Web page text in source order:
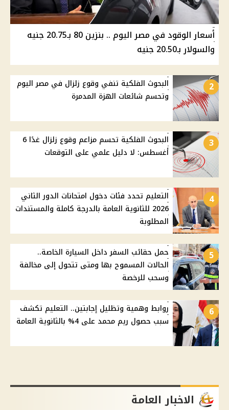
أسعار الوقود في مصر اليوم .. بنزين 80 بـ20.75 جنيه
والسولار بـ20.50 جنيه
2
البحوث الفلكية تنفي وقوع زلزال في مصر اليوم
وتحسم شائعات الهزة المدمرة
3
البحوث الفلكية تحسم مزاعم وقوع زلزال غدًا 6
أغسطس: لا دليل علمي على التوقعات
4
التعليم تحدد فئات دخول امتحانات الدور الثاني
2026 للثانوية العامة بالدرجة كاملة والمستندات
المطلوبة
5
حمل حقائب السفر داخل السيارة الخاصة..
الحالات المسموح بها ومتى تتحول إلى مخالفة
وسحب للرخصة
6
روابط وهمية وتظليل إجابتين.. التعليم تكشف
سبب حصول ريم محمد على 4% بالثانوية العامة
الاخبار العامة